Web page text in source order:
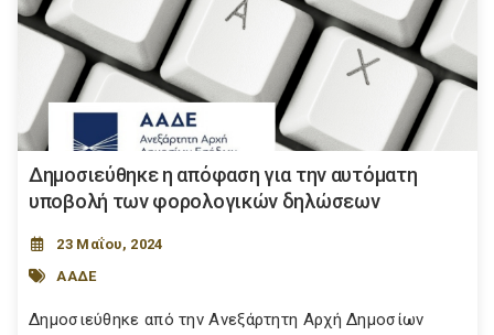
Δημοσιεύθηκε η απόφαση για την αυτόματη
υποβολή των φορολογικών δηλώσεων
23 Μαΐου, 2024
ΑΑΔΕ
Δημοσιεύθηκε από την Ανεξάρτητη Αρχή Δημοσίων